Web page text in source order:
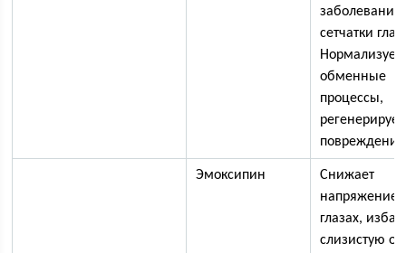
сетчатки
Нормализует
обменные
процессы,
регенерирует
Эмоксипин
Снижает
напряжение
глазах,
слизистую